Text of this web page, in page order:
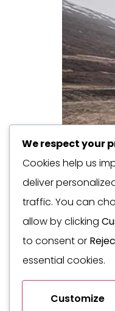
bootcamp
We respect your
Cookies help us
deliver
traffic. You can
allow by clicking
to consent or
essential cookies.
Customize